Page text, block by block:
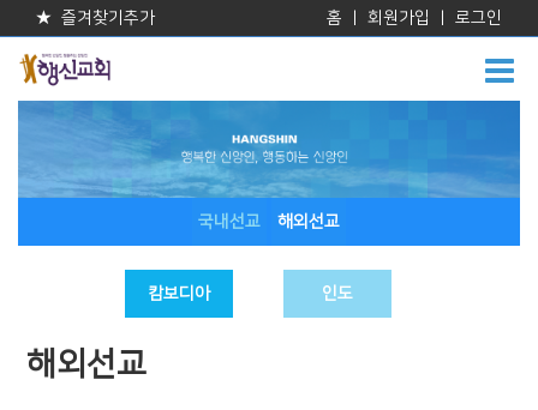
★ 즐겨찾기추가 홈 회원가입 로그인
국내선교 해외선교
캄보디아 인도
해외선교